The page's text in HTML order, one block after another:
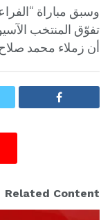
وسبق مباراة
تفوّق المنتخب
أن زملاء محمد
Related Content